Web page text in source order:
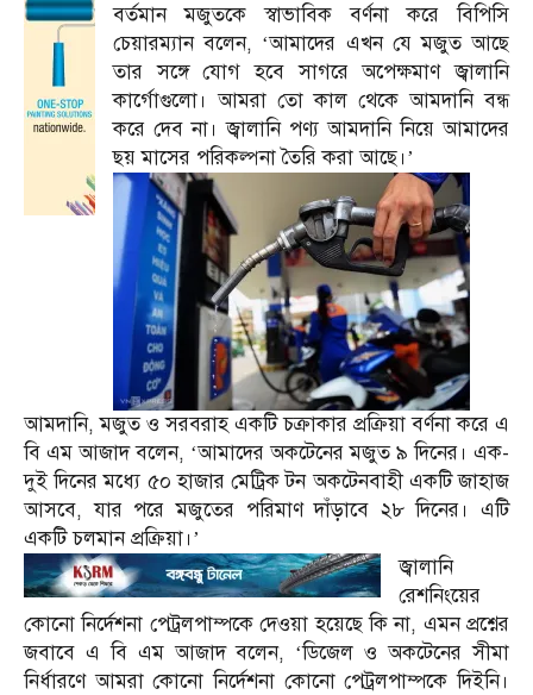
বর্তমান মজুতকে স্বাভাবিক বর্ণনা করে বিপিসি
চেয়ারম্যান বলেন, ‘আমাদের এখন যে মজুত আছে
তার সঙ্গে যোগ হবে সাগরে অপেক্ষমাণ জ্বালানি
কার্গোগুলো। আমরা তো কাল থেকে আমদানি বন্ধ
করে দেব না। জ্বালানি পণ্য আমদানি নিয়ে আমাদের
ছয় মাসের পরিকল্পনা তৈরি করা আছে।’
আমদানি, মজুত ও সরবরাহ একটি চক্রাকার প্রক্রিয়া বর্ণনা করে এ
বি এম আজাদ বলেন, ‘আমাদের অকটেনের মজুত ৯ দিনের। এক-
দুই দিনের মধ্যে ৫০ হাজার মেট্রিক টন অকটেনবাহী একটি জাহাজ
আসবে, যার পরে মজুতের পরিমাণ দাঁড়াবে ২৮ দিনের। এটি
একটি চলমান প্রক্রিয়া।’
জ্বালানি
রেশনিংয়ের
কোনো নির্দেশনা পেট্রলপাম্পকে দেওয়া হয়েছে কি না, এমন প্রশ্নের
জবাবে এ বি এম আজাদ বলেন, ‘ডিজেল ও অকটেনের সীমা
নির্ধারণে আমরা কোনো নির্দেশনা কোনো পেট্রলপাম্পকে দিইনি।